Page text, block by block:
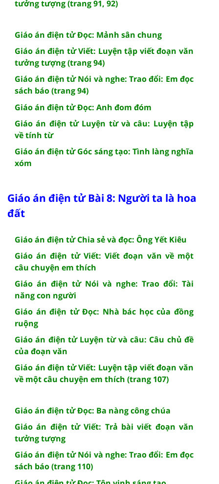
tưởng tượng (trang 91, 92)
Giáo án điện tử Đọc: Mảnh sân chung
Giáo án điện tử Viết: Luyện tập viết đoạn văn
tưởng tượng (trang 94)
Giáo án điện tử Nói và nghe: Trao đổi: Em đọc
sách báo (trang 94)
Giáo án điện tử Đọc: Anh đom đóm
Giáo án điện tử Luyện từ và câu: Luyện tập
về tính từ
Giáo án điện tử Góc sáng tạo: Tình làng nghĩa
xóm
Giáo án điện tử Bài 8: Người ta là hoa
đất
Giáo án điện tử Chia sẻ và đọc: Ông Yết Kiêu
Giáo án điện tử Viết: Viết đoạn văn về một
câu chuyện em thích
Giáo án điện tử Nói và nghe: Trao đổi: Tài
năng con người
Giáo án điện tử Đọc: Nhà bác học của đồng
ruộng
Giáo án điện tử Luyện từ và câu: Câu chủ đề
của đoạn văn
Giáo án điện tử Viết: Luyện tập viết đoạn văn
về một câu chuyện em thích (trang 107)
Giáo án điện tử Đọc: Ba nàng công chúa
Giáo án điện tử Viết: Trả bài viết đoạn văn
tưởng tượng
Giáo án điện tử Nói và nghe: Trao đổi: Em đọc
sách báo (trang 110)